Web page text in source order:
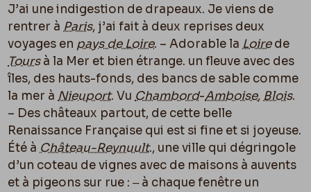
J’ai une indigestion de drapeaux. Je viens de
rentrer à Paris, j’ai fait à deux reprises deux
voyages en pays de Loire. – Adorable la Loirede
Toursà la Mer et bien étrange. un fleuve avec des
îles, des hauts-fonds, des bancs de sable comme
la mer à Nieuport. Vu Chambord-Amboise, Blois.
– Des châteaux partout, de cette belle
Renaissance Française qui est si fine et si joyeuse.
Été à Château-Reynuult., une ville qui dégringole
d’un coteau de vignes avec de maisons à auvents
et à pigeons sur rue : ‒ à chaque fenêtre un